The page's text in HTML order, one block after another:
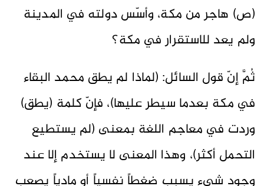
(ص) هاجر من مكة، وأسّس دولته في المدينة
ولم يعد للاستقرار في مكة؟
ثُمَّ إنّ قول السائل: (لماذا لم يطق محمد البقاء
في مكة بعدما سيطر عليها)، فإنّ كلمة (يطق)
وردت في معاجم اللغة بمعنى (لم يستطيع
التحمل أكثر)، وهذا المعنى لا يستخدم إلا عند
وجود شيء يسبب ضغطاً نفسياً أو مادياً يصعب